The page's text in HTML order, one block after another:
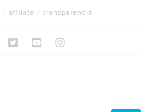
/afíliate /transparencia